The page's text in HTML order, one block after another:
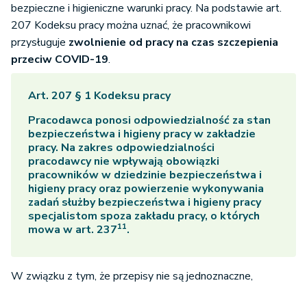
bezpieczne i higieniczne warunki pracy. Na podstawie art.
207 Kodeksu pracy można uznać, że pracownikowi
przysługuje zwolnienie od pracy na czas szczepienia
przeciw COVID-19.
Art. 207 § 1 Kodeksu pracy
Pracodawca ponosi odpowiedzialność za stan
bezpieczeństwa i higieny pracy w zakładzie
pracy. Na zakres odpowiedzialności
pracodawcy nie wpływają obowiązki
pracowników w dziedzinie bezpieczeństwa i
higieny pracy oraz powierzenie wykonywania
zadań służby bezpieczeństwa i higieny pracy
specjalistom spoza zakładu pracy, o których
mowa w art. 23711.
W związku z tym, że przepisy nie są jednoznaczne,